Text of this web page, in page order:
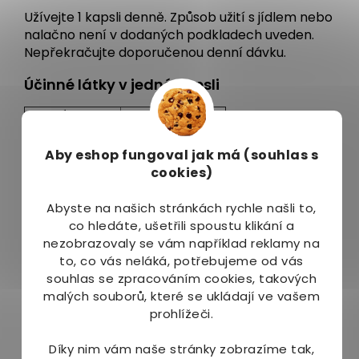
Aby eshop fungoval jak má (souhlas s
cookies)
Abyste na našich stránkách rychle našli to,
co hledáte, ušetřili spoustu klikání a
nezobrazovaly se vám například reklamy na
to, co vás neláká, potřebujeme od vás
souhlas se zpracováním cookies, takových
malých souborů, které se ukládají ve vašem
prohlížeči.
Díky nim vám naše stránky zobrazíme tak,
Užívejte 1 kapsli denně. Způsob užití s jídlem nebo
nalačno není v dodaných podkladech uveden.
Nepřekračujte doporučenou denní dávku.
Účinné látky v jedné kapsli
Látka Množství% RHP
350 mg
–
Železo
35 mg
250 %
2,5 µg
100 %
Vitamin C
80 mg
100 %
% RHP znamená referenční hodnotu příjmu, což
je doporučená denní dávka pro průměrnou
dospělou osobu.
Složení
Difosforečnan železitý, L-askorban vápenatý,
obal kapsle hydroxypropylmethylcelulóza,